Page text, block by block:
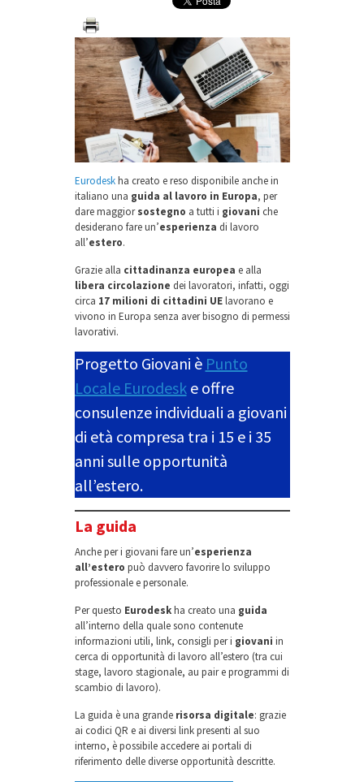
Eurodeskha creato e reso disponibile anche in
italiano una guida al lavoro in Europa, per
dare maggiorsostegno a tutti i giovani che
desiderano fare un’esperienza di lavoro
all’estero.
Grazie alla cittadinanza europea e alla
libera circolazione dei lavoratori, infatti, oggi
circa 17 milioni di cittadini UElavorano e
vivono in Europa senza aver bisogno di permessi
lavorativi.
Progetto Giovani è Punto
Locale Eurodeske offre
consulenze individuali a giovani
di età compresa tra i 15 e i 35
anni sulle opportunità
all’estero.
La guida
Anche per i giovani fare un’esperienza
all’estero può davvero favorire lo sviluppo
professionale e personale.
Per questo Eurodeskha creato una guida
all’interno della quale sono contenute
informazioni utili, link, consigli per i giovani in
cerca di opportunità di lavoro all’estero (tra cui
stage, lavoro stagionale, au pair e programmi di
scambio di lavoro).
La guida è una grande risorsa digitale: grazie
ai codici QR e ai diversi link presenti al suo
interno, è possibile accedere ai portali di
riferimento delle diverse opportunità descritte.